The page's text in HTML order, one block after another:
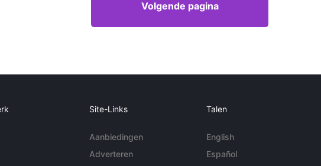
Volgende pagina
Site-Links
Aanbiedingen
Adverteren
Talen
English
Español